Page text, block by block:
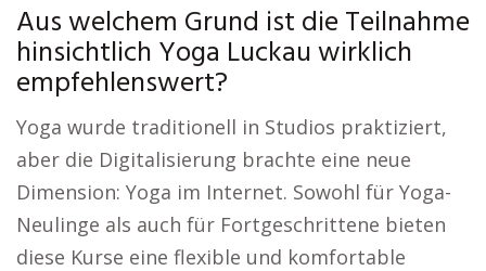
Aus welchem Grund ist die Teilnahme
hinsichtlich Yoga Luckau wirklich
empfehlenswert?
Yoga wurde traditionell in Studios praktiziert,
aber die Digitalisierung brachte eine neue
Dimension: Yoga im Internet. Sowohl für Yoga-
Neulinge als auch für Fortgeschrittene bieten
diese Kurse eine flexible und komfortable